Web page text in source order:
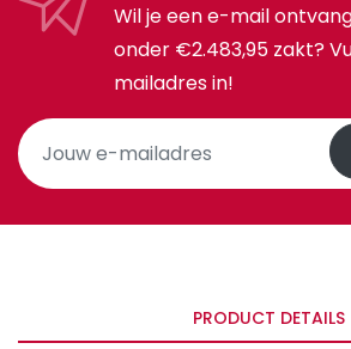
Wil je een e-mail
onder €2.483,95 zakt?
mailadres in!
PRODUCT DETAILS